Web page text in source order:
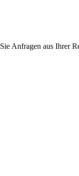
Anfragen aus Ihrer